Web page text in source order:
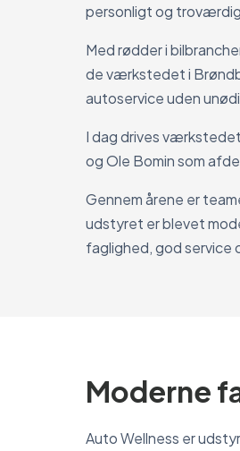
personligt og
Med rødder i
de værkstedet i
autoservice uden
I dag drives
og Ole Bomin som
Gennem årene er
udstyret er blevet
faglighed, god service
Moderne
Auto Wellness er